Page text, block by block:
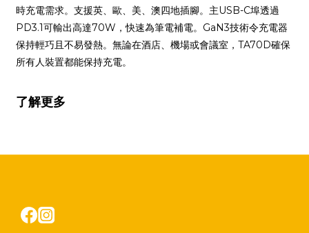
時充電需求。支援英、歐、美、澳四地插腳。主USB-C埠透過
PD3.1可輸出高達70W，快速為筆電補電。GaN3技術令充電器
保持輕巧且不易發熱。無論在酒店、機場或會議室，TA70D確保
所有人裝置都能保持充電。
了解更多